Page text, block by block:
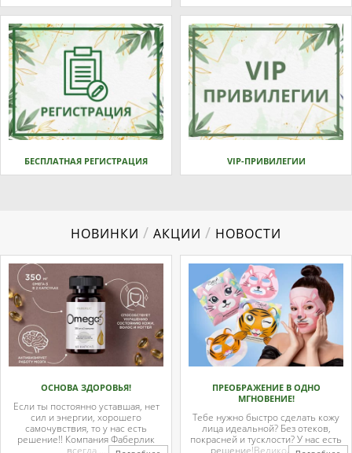
БЕСПЛАТНАЯ РЕГИСТРАЦИЯ VIP-ПРИВИЛЕГИИ
НОВИНКИ / АКЦИИ / НОВОСТИ
ОСНОВА ЗДОРОВЬЯ!
Если ты постоянно уставшая, нет
сил и энергии, хорошего
самочувствия, то у нас есть
решение!! Компания Фаберлик
ПРЕОБРАЖЕНИЕ В ОДНО
МГНОВЕНИЕ!
Тебе нужно быстро сделать кожу
лица идеальной? Без отеков,
покрасней и тусклости? У нас есть